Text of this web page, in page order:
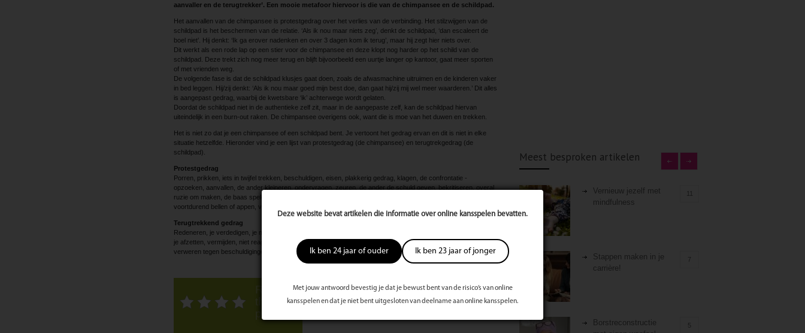
Deze website bevat artikelen die informatie over online kansspelen bevatten.
Ik ben 24 jaar of ouder Ik ben 23 jaar of jonger
Met jouw antwoord bevestig je dat je bewust bent van de risico’s van online
kansspelen en dat je niet bent uitgesloten van deelname aan online kansspelen.
aanvaller en de ­terugtrekker’. Een mooie metafoor hiervoor is die van de chimpansee en de schildpad.
Het aanvallen van de chimpansee is protestgedrag over het verlies van de verbinding. Het stilzwijgen van de
schildpad is het beschermen van de relatie. ‘Als ik nou maar niets zeg’, denkt de schildpad, ‘dan escaleert de
boel niet’. Hij denkt: ‘Ik ga erover nadenken en over 3 dagen kom ik terug’, maar hij zegt hier niets over.
Dit werkt als een rode lap op een stier voor de chimpansee en deze klopt nog harder op het schild van de
schildpad. Deze trekt zich nog meer terug en blijft bijvoorbeeld een uurtje langer op kantoor, gaat meer sporten
of met ­vrienden weg.
De volgende fase is dat de schildpad klusjes gaat doen, zoals de afwasmachine uitruimen en de kinderen vaker
in bed leggen. Hij/zij denkt: ‘Als ik nou maar goed mijn best doe, dan gaat hij/zij mij wel meer waarderen.’ Dit alles
is aangepast gedrag, waarbij de kwetsbare ‘ik’ achterwege wordt gelaten.
Doordat de schildpad niet in de authentieke zelf zit, maar in de aangepaste zelf, kan de schildpad hiervan
uiteindelijk in een burn-out raken. De chimpansee overigens ook, want die is moe van het duwen en trekken.
Het is niet zo dat je een chimpansee of een schildpad bent. Je vertoont het gedrag ervan en dit is niet in elke
situatie hetzelfde. Hieronder vind je een lijst van protestgedrag (de chimpansee) en terugtrekgedrag (de
schildpad).
Protestgedrag
Porren, prikken, iets in twijfel trekken, beschuldigen, eisen, plakkerig gedrag, klagen, de confrontatie ­
opzoeken, ­aanvallen, de ander kleineren, ondervragen, zeuren, de ­ander de schuld geven, bekritiseren, overal
ruzie om maken, de baas spelen, schreeuwen om je punt te maken, iemand door het huis achterna lopen,
voortdurend bellen of appen, veroordelen en afkeuren.
Terugtrekkend gedrag
Redeneren, je verdedigen, je mond houden, het probleem bagatelliseren, advies geven, humor gebruiken, van
je afzetten, vermijden, niet reageren, je afsluiten, sussen, kalmeren, inschikkelijk doen, de aandacht afleiden, je
verweren tegen beschuldigingen, je terugtrekken, de kamer uit gaan en verstarren.
Meest besproken artikelen
Vernieuw jezelf met
mindfulness
Stappen maken in je
carrière!
7
Borstreconstructie
5